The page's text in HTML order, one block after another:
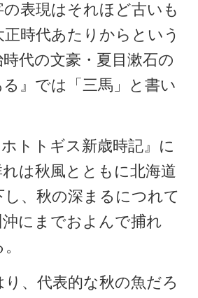
表現はそれほど古いも
時代あたりからという
代の文豪・夏目漱石の
る』では「三馬」と書い
トトギス新歳時記』に
は秋風とともに北海道
、秋の深まるにつれて
にまでおよんで捕れ
、代表的な秋の魚だろ